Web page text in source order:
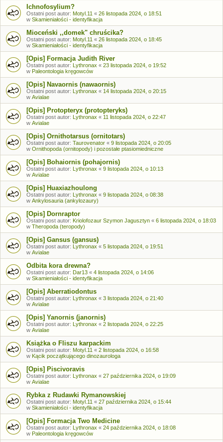
Ichnofosylium?
Ostatni post autor: Motyl.11 « 26 listopada 2024, o 18:51
w Skamieniałości - identyfikacja
Mioceński ,,domek" chruścika?
Ostatni post autor: Motyl.11 « 26 listopada 2024, o 18:45
w Skamieniałości - identyfikacja
[Opis] Formacja Judith River
Ostatni post autor: Lythronax « 23 listopada 2024, o 19:52
w Paleontologia kręgowców
[Opis] Navaornis (nawaornis)
Ostatni post autor: Lythronax « 14 listopada 2024, o 20:15
w Avialae
[Opis] Protopteryx (protopteryks)
Ostatni post autor: Lythronax « 11 listopada 2024, o 22:47
w Avialae
[Opis] Ornithotarsus (ornitotars)
Ostatni post autor: Taurovenator « 9 listopada 2024, o 20:05
w Ornithopoda (ornitopody) i pozostałe ptasiomiedniczne
[Opis] Bohaiornis (pohajornis)
Ostatni post autor: Lythronax « 9 listopada 2024, o 10:13
w Avialae
[Opis] Huaxiazhoulong
Ostatni post autor: Lythronax « 9 listopada 2024, o 08:38
w Ankylosauria (ankylozaury)
[Opis] Dornraptor
Ostatni post autor: Kriolofozaur Szymon Jagusztyn « 6 listopada 2024, o 18:03
w Theropoda (teropody)
[Opis] Gansus (gansus)
Ostatni post autor: Lythronax « 5 listopada 2024, o 19:51
w Avialae
Odbita kora drewna?
Ostatni post autor: Dar13 « 4 listopada 2024, o 14:06
w Skamieniałości - identyfikacja
[Opis] Aberratiodontus
Ostatni post autor: Lythronax « 3 listopada 2024, o 21:40
w Avialae
[Opis] Yanornis (janornis)
Ostatni post autor: Lythronax « 2 listopada 2024, o 22:25
w Avialae
Książka o Fliszu karpackim
Ostatni post autor: Motyl.11 « 2 listopada 2024, o 16:58
w Kącik początkującego dinozaurologa
[Opis] Piscivoravis
Ostatni post autor: Lythronax « 27 października 2024, o 19:09
w Avialae
Rybka z Rudawki Rymanowskiej
Ostatni post autor: Motyl.11 « 27 października 2024, o 15:44
w Skamieniałości - identyfikacja
[Opis] Formacja Two Medicine
Ostatni post autor: Lythronax « 24 października 2024, o 18:08
w Paleontologia kręgowców